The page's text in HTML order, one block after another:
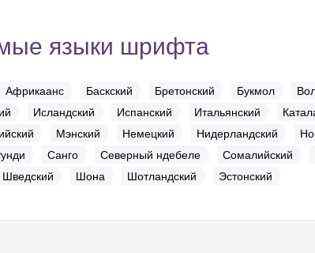
языки шрифта
Африкаанс Баскский Бретонский Букмол
Исландский Испанский Итальянский
Мэнский Немецкий Нидерландский
Санго Северный ндебеле Сомалийский
Шведский Шона Шотландский Эстонский